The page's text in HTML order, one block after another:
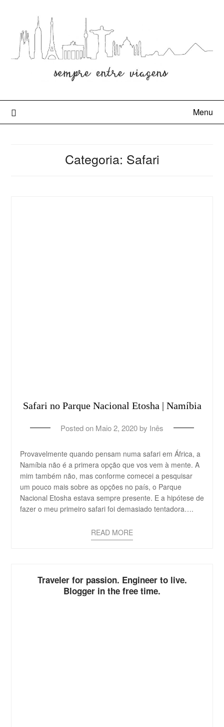
Menu
Categoria: Safari
Safari no Parque Nacional Etosha | Namíbia
Posted on Maio 2, 2020 by Inês
Provavelmente quando pensam numa safari em África, a
Namíbia não é a primera opção que vos vem à mente. A
mim também não, mas conforme comecei a pesquisar
um pouco mais sobre as opções no país, o Parque
Nacional Etosha estava sempre presente. E a hipótese de
fazer o meu primeiro safari foi demasiado tentadora….
READ MORE
Traveler for passion. Engineer to live.
Blogger in the free time.